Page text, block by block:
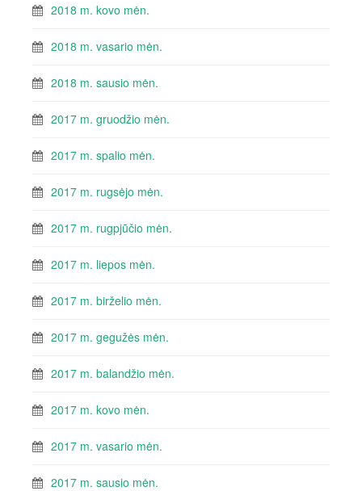
2018 m. kovo mėn.
2018 m. vasario mėn.
2018 m. sausio mėn.
2017 m. gruodžio mėn.
2017 m. spalio mėn.
2017 m. rugsėjo mėn.
2017 m. rugpjūčio mėn.
2017 m. liepos mėn.
2017 m. birželio mėn.
2017 m. gegužės mėn.
2017 m. balandžio mėn.
2017 m. kovo mėn.
2017 m. vasario mėn.
2017 m. sausio mėn.